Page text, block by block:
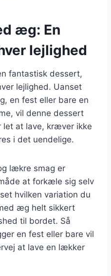
æg: En
lejlighed
fantastisk dessert,
lejlighed. Uanset
en fest eller bare en
vil denne dessert
at lave, kræver ikke
i det uendelige.
lækre smag er
at forkæle sig selv
hvilken variation du
æg helt sikkert
til bordet. Så
en fest eller bare vil
at lave en lækker